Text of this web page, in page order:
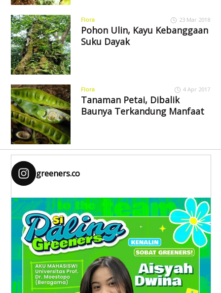
Flora 23 Mar 2018
Pohon Ulin, Kayu Kebanggaan
Suku Dayak
Flora 4 Apr 2017
Tanaman Petai, Dibalik
Baunya Terkandung Manfaat
greeners.co